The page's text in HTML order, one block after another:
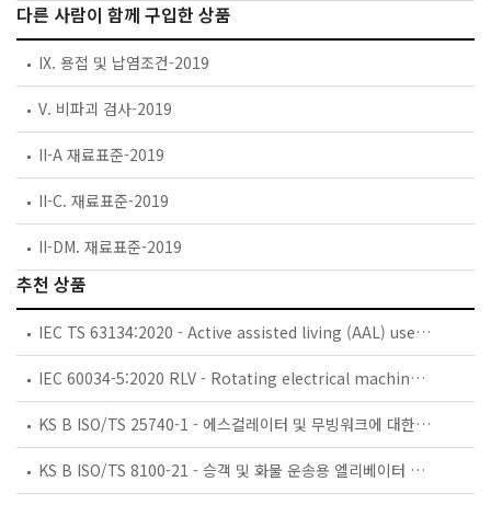
다른 사람이 함께 구입한 상품
IX. 용접 및 납염조건-2019
V. 비파괴 검사-2019
II-A 재료표준-2019
II-C. 재료표준-2019
II-DM. 재료표준-2019
추천 상품
IEC TS 63134:2020 - Active assisted living (AAL) use cases
IEC 60034-5:2020 RLV - Rotating electrical machines - Part 5: Degrees of protection provided by the integral design of rotating electrical machines (IP code) - Classification
KS B ISO/TS 25740-1 - 에스컬레이터 및 무빙워크에 대한 안전요건 — 제1부: 세계공통 필수 안전요건(GESRs)
KS B ISO/TS 8100-21 - 승객 및 화물 운송용 엘리베이터 —제21부: 세계공통 필수안전요건(GESRs)을 충족하는 세계공통 안전 파라미터(GSPs)